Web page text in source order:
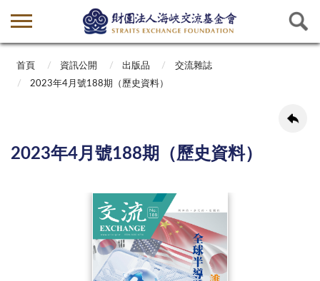
首頁 資訊公開 出版品
交流雜誌
2023年4月號188期（歷史資料）
2023年4月號188期（歷史資料）